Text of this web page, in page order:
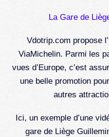
La Gare de
Vdotrip.com propose
ViaMichelin. Parmi les
vues d’Europe, c’est
une belle promotion
autres
Ici, un exemple d’une
gare de Liège